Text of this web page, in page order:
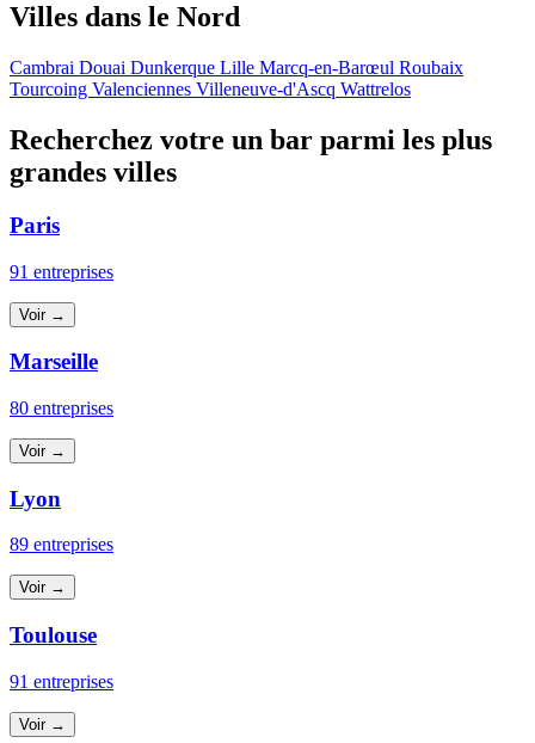
Villes dans le Nord
Cambrai Douai Dunkerque Lille Marcq-en-Barœul Roubaix
Tourcoing Valenciennes Villeneuve-d'Ascq Wattrelos
Recherchez votre un bar parmi les plus
grandes villes
Paris
91 entreprises
Voir →
Marseille
80 entreprises
Voir →
Lyon
89 entreprises
Voir →
Toulouse
91 entreprises
Voir →